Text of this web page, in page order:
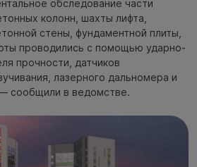
обследование части
колонн, шахты лифта,
стены, фундаментной плиты,
проводились с помощью ударно-
прочности, датчиков
лазерного дальномера и
сообщили в ведомстве.